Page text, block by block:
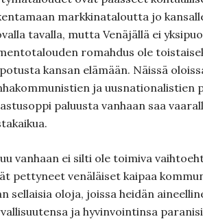
markkinataloutta jo
tavalla, mutta Venäjällä ei
romahdus ole
kansan elämään. Näissä
ja uusnationalistien
paluusta vanhaan saa
vanhaan ei silti ole toimiva
pettyneet venäläiset kaipaa
sellaisia oloja, joissa heidän
ja hyvinvointinsa